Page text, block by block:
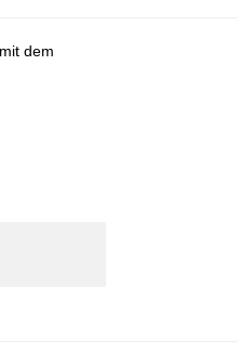
dem